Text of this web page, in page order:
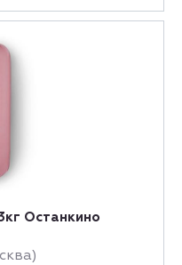
Останкино